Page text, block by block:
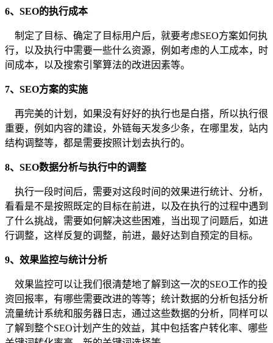
6、SEO的执行成本
制定了目标、确定了目标用户后，就要考虑SEO方案如何执
行，以及执行中需要一些什么资源，例如考虑的人工成本，时
间成本，以及搜索引擎算法的改进因素等。
7、SEO方案的实施
再完美的计划，如果没有好好的执行也是白搭，所以执行很
重要，例如内容的建设，外链每天发多少条，在哪里发，站内
结构调整等，都是需要按照计划去执行的。
8、SEO数据分析与执行中的调整
执行一段时间后，需要对这段时间的效果进行统计、分析，
看看是不是按照既定的目标在前进，以及在执行的过程中遇到
了什么挑战，需要如何解决这些困难，当出现了问题后，如进
行调整，这样反复的调整，前进，最好达到自预定的目标。
9、效果监控与统计分析
效果监控可以让我们很清楚地了解到这一次的SEO工作的投
资回报率，有哪些需要改进的等等；统计数据的分析包括分析
流量统计系统和服务器日志，通过这些数据的分析，同样可以
了解到整个SEO计划产生的效益，其中包括客户转化率、哪些